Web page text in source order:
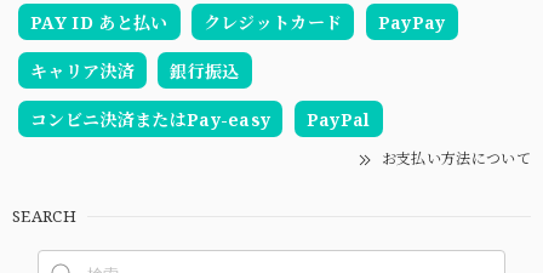
PAY ID あと払い
クレジットカード PayPay
キャリア決済 銀行振込
コンビニ決済またはPay-easy PayPal
お支払い方法について
SEARCH